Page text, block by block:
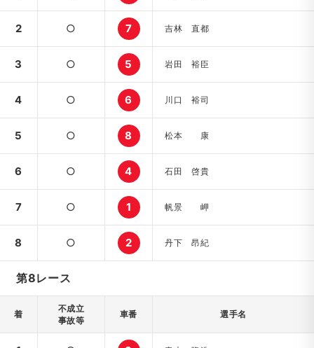
2 ○ 7 吉林 直都
3 ○ 5 岩田 裕臣
4 ○ 6 川口 裕司
5 ○ 8 松本 康
6 ○ 4 石田 啓貴
7 ○ 1 帆景 岬
8 ○ 2 丹下 昂紀
第8レース
着
不成立
事故等
車番 選手名